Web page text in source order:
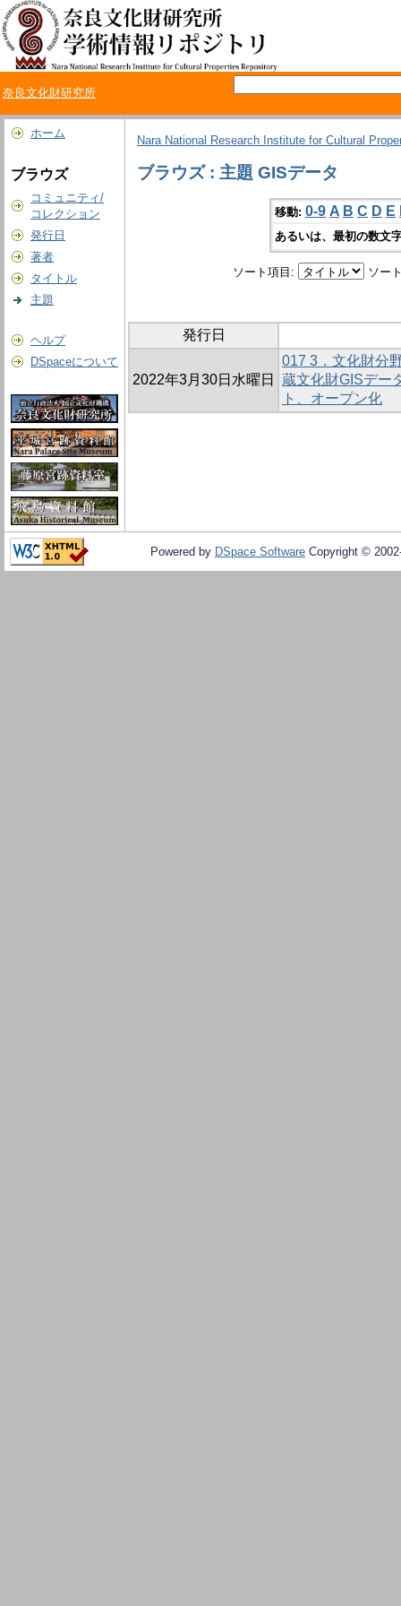
奈良文化財研究所
ホーム
ブラウズ
コミュニティ/
コレクション
発行日
著者
タイトル
主題
ヘルプ
DSpaceについて
Nara National Research Institute for Cultural
ブラウズ : 主題 GISデータ
移動: 0-9 A B C D E
あるいは、最初の数文
ソート項目: ソー
発行日
2022年3月30日水曜日
017 3．文化財分
蔵文化財GISデー
ト、オープン化
Powered by DSpace Software Copyright ©